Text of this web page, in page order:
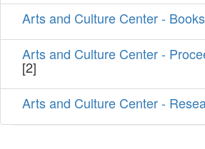
Arts and Culture Center - Books
Arts and Culture Center -
[2]
Arts and Culture Center -